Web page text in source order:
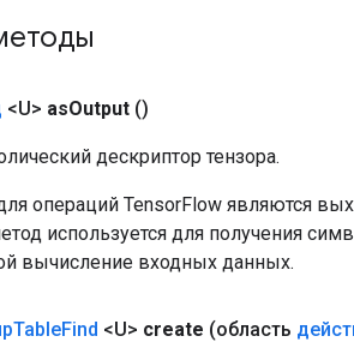
<U> asOutput ()
дескриптор тензора.
операций TensorFlow являются
используется для получения
вычисление входных данных.
TableFind <U> create (область